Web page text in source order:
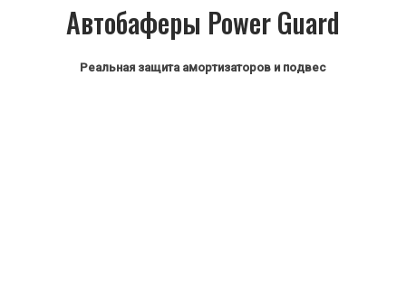
Автобаферы Power Guard
Реальная защита амортизаторов и подвес